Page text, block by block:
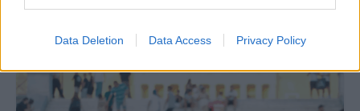
Data Deletion Data Access Privacy Policy